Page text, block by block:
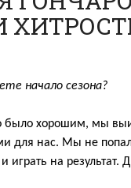
начало сезона?
было хорошим, мы
для нас. Мы не
играть на результат.